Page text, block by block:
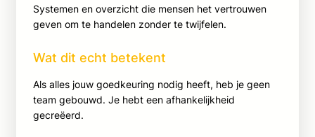
Systemen en overzicht die mensen het vertrouwen
geven om te handelen zonder te twijfelen.
Wat dit echt betekent
Als alles jouw goedkeuring nodig heeft, heb je geen
team gebouwd. Je hebt een afhankelijkheid
gecreëerd.